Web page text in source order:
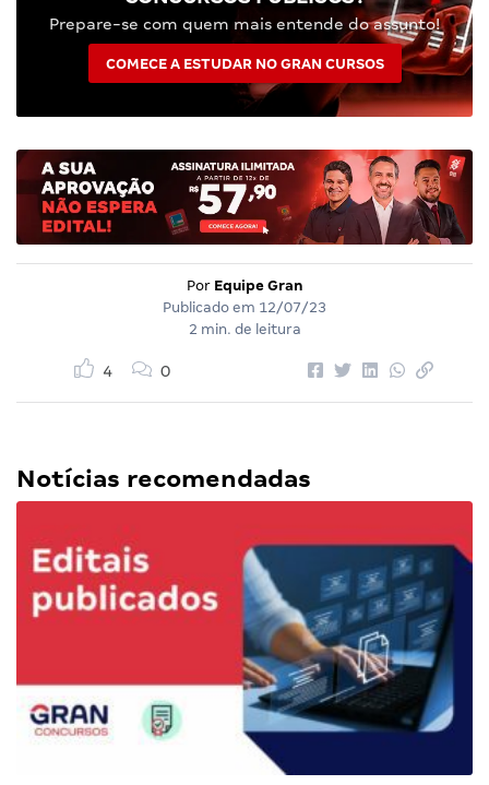
Prepare-se com quem mais entende do assunto!
COMECE A ESTUDAR NO GRAN CURSOS
Por Equipe Gran
Publicado em 12/07/23
2 min. de leitura
4 0
Notícias recomendadas